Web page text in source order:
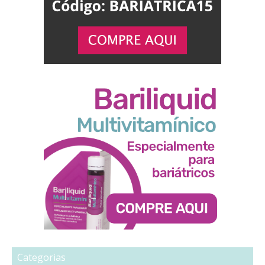
Categorias